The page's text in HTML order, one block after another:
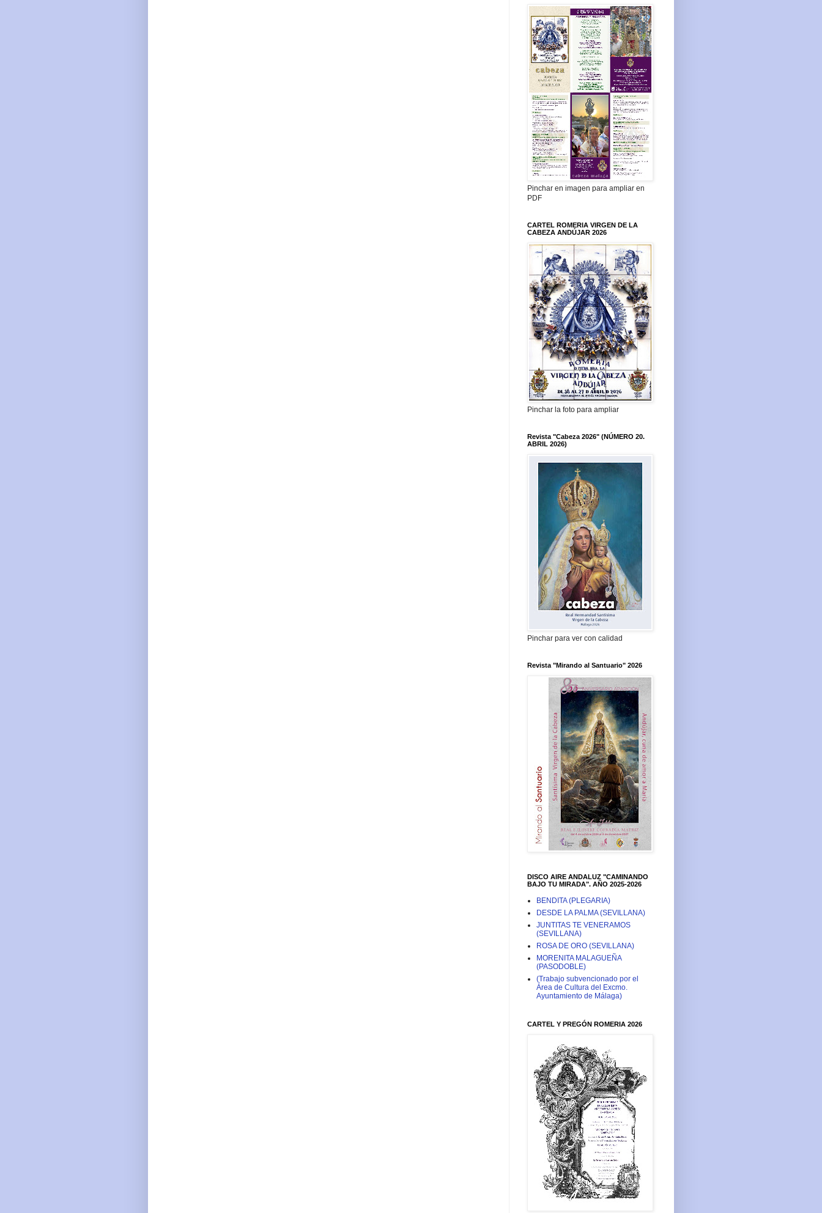
Pinchar en imagen para ampliar en
PDF
CARTEL ROMERIA VIRGEN DE LA
CABEZA ANDÚJAR 2026
Pinchar la foto para ampliar
Revista "Cabeza 2026" (NÚMERO 20.
ABRIL 2026)
Pinchar para ver con calidad
Revista "Mirando al Santuario" 2026
DISCO AIRE ANDALUZ "CAMINANDO
BAJO TU MIRADA". AÑO 2025-2026
BENDITA (PLEGARIA)
DESDE LA PALMA (SEVILLANA)
JUNTITAS TE VENERAMOS
(SEVILLANA)
ROSA DE ORO (SEVILLANA)
MORENITA MALAGUEÑA
(PASODOBLE)
(Trabajo subvencionado por el
Área de Cultura del Excmo.
Ayuntamiento de Málaga)
CARTEL Y PREGÓN ROMERIA 2026